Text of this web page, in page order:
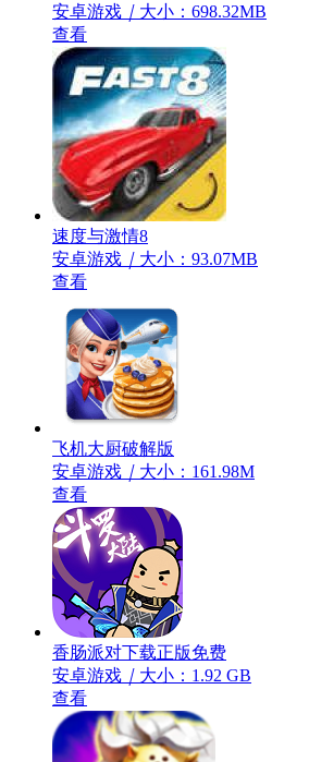
安卓游戏 ｜ 大小：698.32MB
查看
速度与激情8
安卓游戏 ｜ 大小：93.07MB
查看
飞机大厨破解版
安卓游戏 ｜ 大小：161.98M
查看
香肠派对下载正版免费
安卓游戏 ｜ 大小：1.92 GB
查看